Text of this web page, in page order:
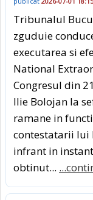
Tribunalul
zguduie
executarea si
National
Congresul din
Ilie Bolojan la
ramane in
contestatarii lui
infrant in
obtinut...